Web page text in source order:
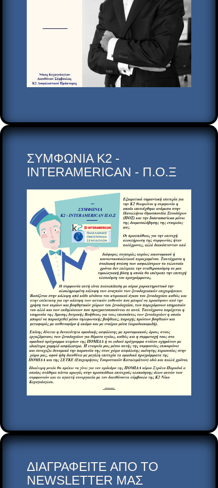
ΣΥΜΦΩΝΙΑ Κ2 -
INTERAMERICAN - Π.Ο.Ξ
ΔΙΑΓΡΑΦEITE ΑΠΟ ΤΟ
NEWSLETTER ΜΑΣ